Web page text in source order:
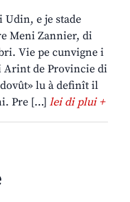
e je stade
Meni Zannier, di
Vie pe cunvigne i
Arint de Provincie di
lu à definît il
Pre […] lei di plui +